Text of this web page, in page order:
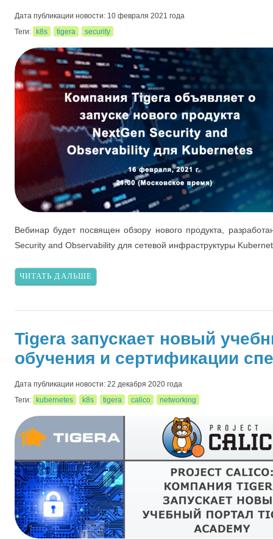
Дата публикации новости: 10 февраля 2021 года
Теги: k8s tigera security
Вебинар будет посвящен обзору нового продукта,
Security and Observability для сетевой инфраструктуры
ЧИТАТЬ ДАЛЬШЕ
Tigera запускает новый
обучения и сертификации
Дата публикации новости: 22 декабря 2020 года
Теги: kubernetes k8s tigera calico networking